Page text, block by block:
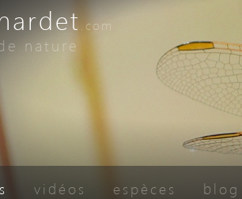
.com
nature
vidéos espèces blog